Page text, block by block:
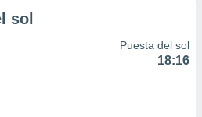
sol
Puesta del sol
18:16